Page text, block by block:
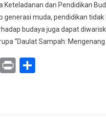
Keteladanan dan Pendidikan
muda, pendidikan tidak
budaya juga dapat
“Daulat Sampah: Mengenang
Email
Print